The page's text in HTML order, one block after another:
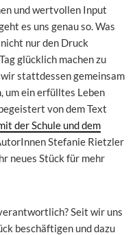
und wertvollen Input
es uns genau so. Was
nur den Druck
glücklich machen zu
wir stattdessen gemeinsam
um ein erfülltes Leben
von dem Text
der Schule und dem
Stefanie Rietzler
neues Stück für mehr
Seit wir uns
beschäftigen und dazu